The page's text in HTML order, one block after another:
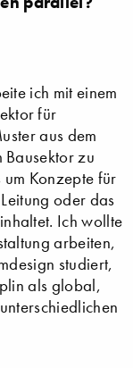
ich mit einem
für
aus dem
Bausektor zu
Konzepte für
oder das
Ich wollte
arbeiten,
studiert,
als global,